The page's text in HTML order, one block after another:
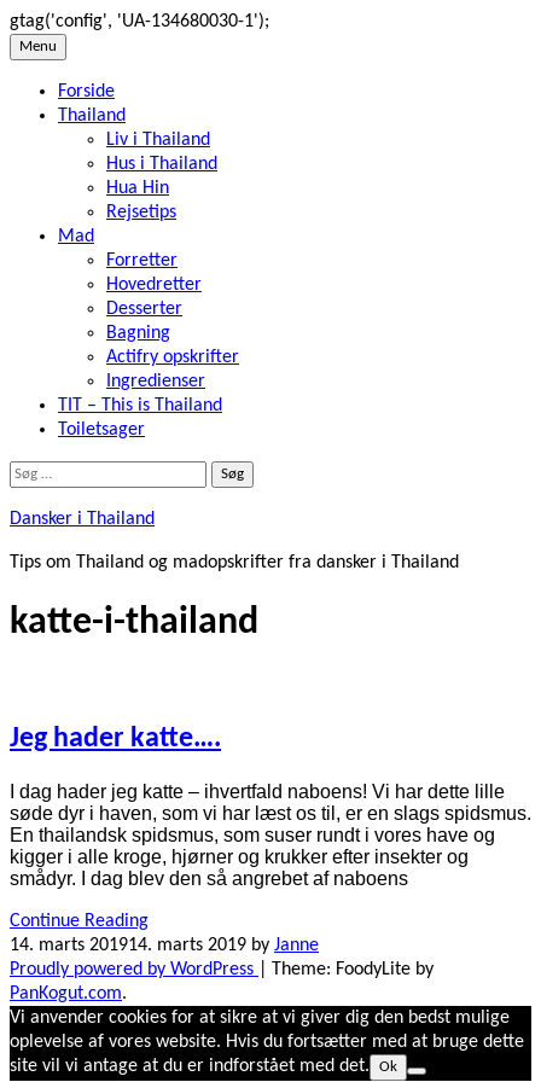
gtag('config', 'UA-134680030-1');
Skip
content
Menu
Forside
Thailand
Liv i Thailand
Hus i Thailand
Hua Hin
Rejsetips
Mad
Forretter
Hovedretter
Desserter
Bagning
Actifry opskrifter
Ingredienser
TIT – This is Thailand
Toiletsager
Søg
Dansker i Thailand
Tips om Thailand og madopskrifter fra dansker i Thailand
katte-i-thailand
Jeg hader katte….
I dag hader jeg katte – ihvertfald naboens! Vi har dette lille
søde dyr i haven, som vi har læst os til, er en slags spidsmus.
En thailandsk spidsmus, som suser rundt i vores have og
kigger i alle kroge, hjørner og krukker efter insekter og
smådyr. I dag blev den så angrebet af naboens
Continue Reading
14. marts 201914. marts 2019 by Janne
Proudly powered by WordPress
Theme: FoodyLite by
PanKogut.com.
Vi anvender cookies for at sikre at vi giver dig den bedst mulige
oplevelse af vores website. Hvis du fortsætter med at bruge dette
site vil vi antage at du er indforstået med det.
Ok